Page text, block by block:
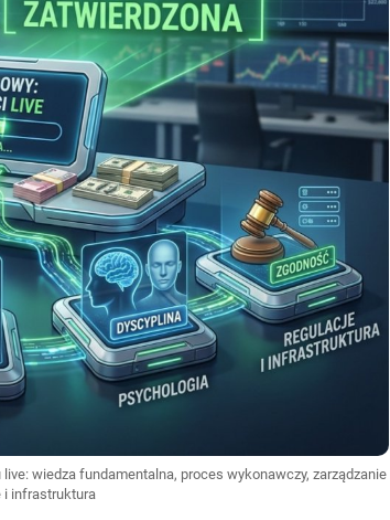
wiedza fundamentalna, proces wykonawczy, zarządzanie
i infrastruktura